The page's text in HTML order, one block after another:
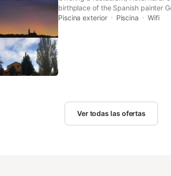
birthplace of the Spanish painter
a bar and terrace. Each heated
Piscina exterior Piscina Wifi
Ver todas las ofertas